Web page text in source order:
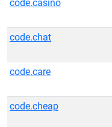
code.casino
code.chat
code.care
code.cheap